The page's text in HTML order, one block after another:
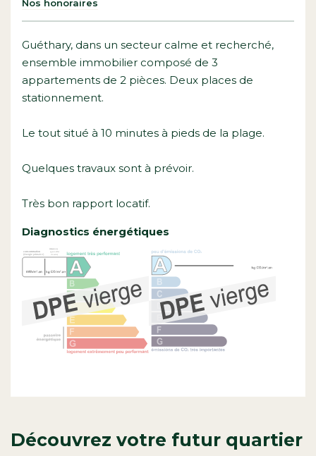
Nos honoraires
Guéthary, dans un secteur calme et recherché,
ensemble immobilier composé de 3
appartements de 2 pièces. Deux places de
stationnement.
Le tout situé à 10 minutes à pieds de la plage.
Quelques travaux sont à prévoir.
Très bon rapport locatif.
Diagnostics énergétiques
Découvrez votre futur quartier